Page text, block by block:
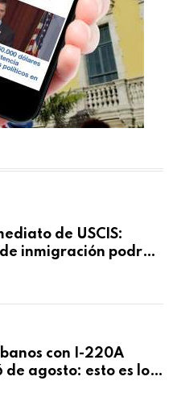
de USCIS:
inmigración podrán
con I-220A
de agosto: esto es lo